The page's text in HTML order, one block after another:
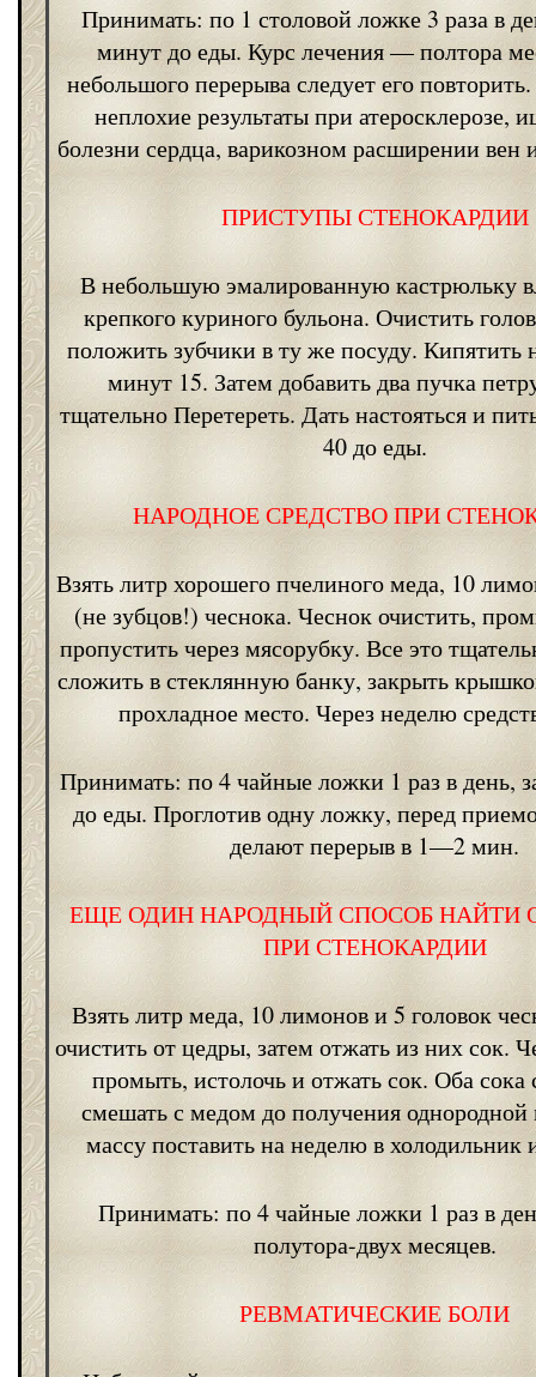
Принимать: по 1 столовой ложке 3 раза в
минут до еды. Курс лечения — полтора
небольшого перерыва следует его
неплохие результаты при атеросклерозе,
болезни сердца, варикозном расширении вен
ПРИСТУПЫ СТЕНОКАРДИИ
В небольшую эмалированную кастрюльку
крепкого куриного бульона. Очистить
положить зубчики в ту же посуду. Кипятить
минут 15. Затем добавить два пучка
тщательно Перетереть. Дать настояться и
40 до еды.
НАРОДНОЕ СРЕДСТВО ПРИ
Взять литр хорошего пчелиного меда, 10
(не зубцов!) чеснока. Чеснок очистить,
пропустить через мясорубку. Все это
сложить в стеклянную банку, закрыть
прохладное место. Через неделю
Принимать: по 4 чайные ложки 1 раз в день,
до еды. Проглотив одну ложку, перед
делают перерыв в 1—2 мин.
ЕЩЕ ОДИН НАРОДНЫЙ СПОСОБ НАЙТИ
ПРИ СТЕНОКАРДИИ
Взять литр меда, 10 лимонов и 5 головок
очистить от цедры, затем отжать из них сок.
промыть, истолочь и отжать сок. Оба сока
смешать с медом до получения однородной
массу поставить на неделю в холодильник
Принимать: по 4 чайные ложки 1 раз в
полутора-двух месяцев.
РЕВМАТИЧЕСКИЕ БОЛИ